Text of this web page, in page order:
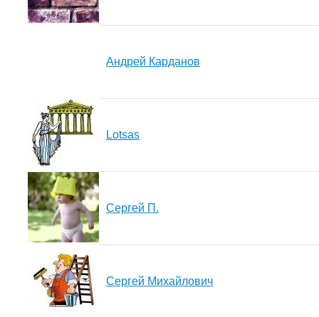
Андрей Карданов
Lotsas
Сергей П.
Сергей Михайлович